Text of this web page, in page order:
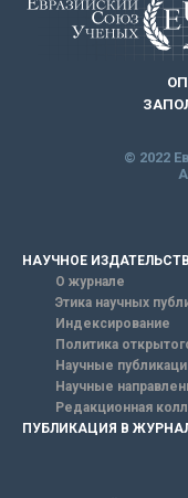
© 2022
НАУЧНОЕ
О журнале
Этика научных
Индексирование
Политика
Научные
Научные
Редакционная
ПУБЛИКАЦИЯ В